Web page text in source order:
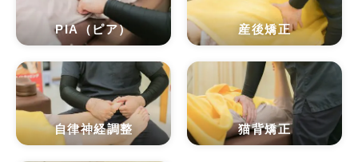
PIA（ピア） 産後矯正
自律神経調整 猫背矯正